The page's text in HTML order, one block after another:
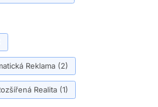
Reklama(2)
Realita(1)